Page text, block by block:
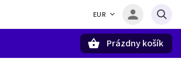
EUR
Prázdny košík